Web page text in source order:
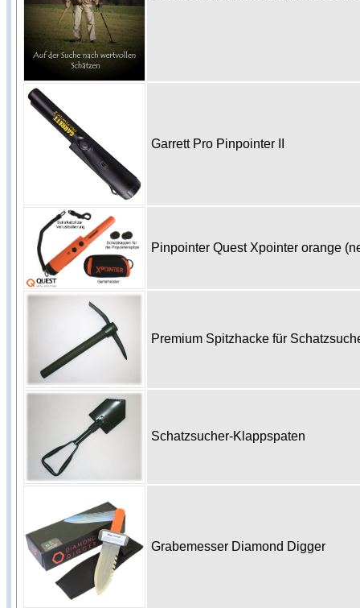
Garrett Pro Pinpointer II
Pinpointer Quest Xpointer orange
Premium Spitzhacke für
Schatzsucher-Klappspaten
Grabemesser Diamond Digger